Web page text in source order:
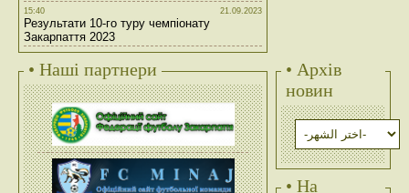
15:40 21.09.2023
Результати 10-го туру чемпіонату
Закарпаття 2023
• Наші партнери
• Архів
новин
• На